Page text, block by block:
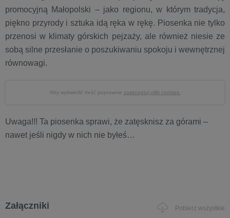
promocyjną Małopolski – jako regionu, w którym tradycja,
piękno przyrody i sztuka idą ręka w rękę. Piosenka nie tylko
przenosi w klimaty górskich pejzaży, ale również niesie ze
sobą silne przesłanie o poszukiwaniu spokoju i wewnętrznej
równowagi.
Aby wyświetlić treść poprawnie zaakceptuj pliki cookies.
Uwaga!!! Ta piosenka sprawi, że zatęsknisz za górami –
nawet jeśli nigdy w nich nie byłeś…
Załączniki Pobierz wszystkie